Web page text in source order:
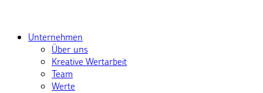
Unternehmen
Über uns
Kreative Wertarbeit
Team
Werte